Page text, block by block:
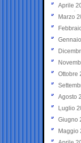
Aprile
Marzo
Ottobre
Agosto
Luglio
Giugno
Maggio